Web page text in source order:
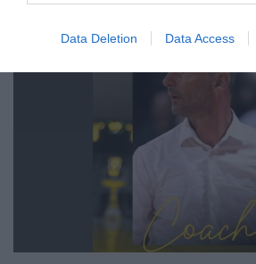
Data Deletion Data Access